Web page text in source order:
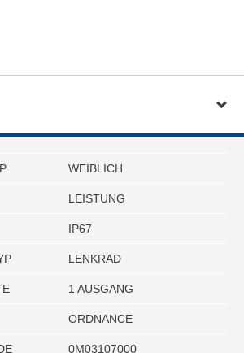
WEIBLICH
LEISTUNG
IP67
LENKRAD
1 AUSGANG
ORDNANCE
0M03107000